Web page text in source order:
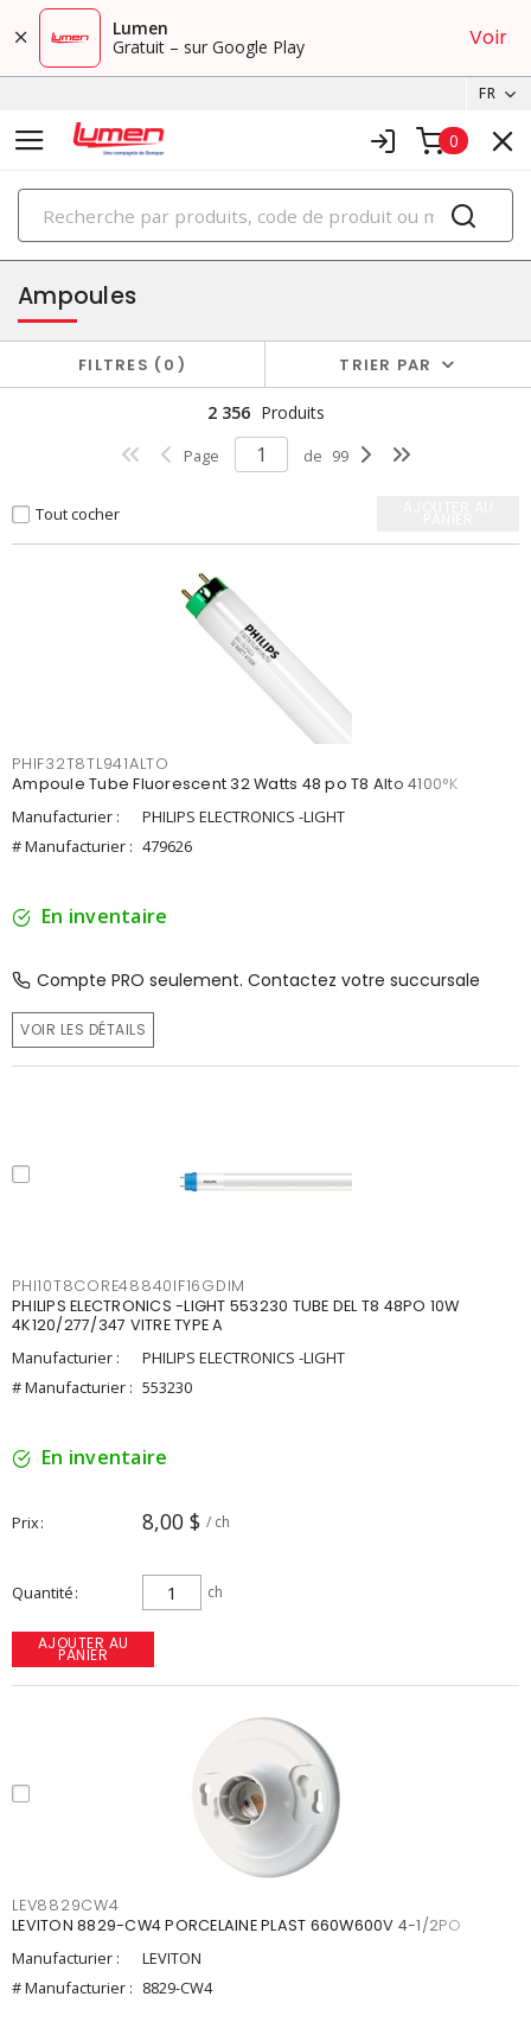
Lumen
Gratuit – sur Google Play
Voir
FR
0
PRODUITS
éclairage
Ampoules
FILTRES 0 TRIER PAR
2 356 Produits
Page de 99
Tout cocher
PHIF32T8TL941ALTO
Ampoule Tube Fluorescent 32 Watts 48 po T8 Alto 4100°K
Manufacturier :
PHILIPS ELECTRONICS -LIGHT
# Manufacturier : 479626
En inventaire
Compte PRO seulement. Contactez votre succursale
VOIR LES DÉTAILS
PHI10T8CORE48840IF16GDIM
PHILIPS ELECTRONICS -LIGHT 553230 TUBE DEL T8 48PO 10W
4K120/277/347 VITRE TYPE A
Manufacturier :
PHILIPS ELECTRONICS -LIGHT
# Manufacturier : 553230
En inventaire
Prix 8,00 $ / ch
Quantité ch
AJOUTER AU
PANIER
LEV8829CW4
LEVITON 8829-CW4 PORCELAINE PLAST 660W600V 4-1/2PO
Manufacturier :
LEVITON
# Manufacturier : 8829-CW4